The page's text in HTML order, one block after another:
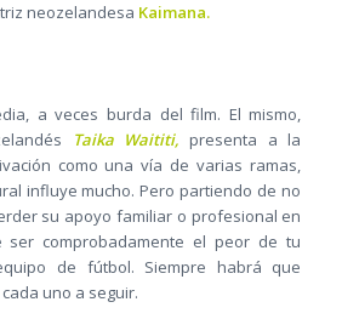
neozelandesa Kaimana.
a veces burda del film. El mismo,
Taika Waititi, presenta a la
como una vía de varias ramas,
influye mucho. Pero partiendo de no
su apoyo familiar o profesional en
comprobadamente el peor de tu
de fútbol. Siempre habrá que
uno a seguir.